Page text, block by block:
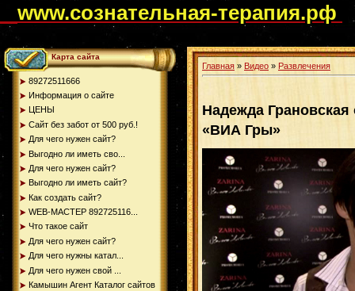
www.сознательная-терапия.рф
Карта сайта
89272511666
Информация о сайте
ЦЕНЫ
Сайт без забот от 500 руб.!
Для чего нужен сайт?
Выгодно ли иметь сво...
Для чего нужен сайт?
Выгодно ли иметь сайт?
Как создать сайт?
WEB-МАСТЕР 892725116...
Что такое сайт
Для чего нужен сайт?
Для чего нужны катал...
Для чего нужен свой ...
Камышин Агент Каталог сайтов
Главная » Видео » Развлечения
Надежда Грановская
«ВИА Гры»